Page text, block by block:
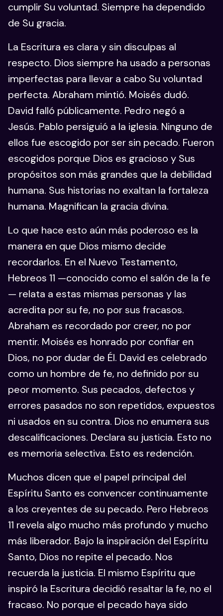
cumplir Su voluntad. Siempre ha dependido
de Su gracia.
La Escritura es clara y sin disculpas al
respecto. Dios siempre ha usado a personas
imperfectas para llevar a cabo Su voluntad
perfecta. Abraham mintió. Moisés dudó.
David falló públicamente. Pedro negó a
Jesús. Pablo persiguió a la iglesia. Ninguno de
ellos fue escogido por ser sin pecado. Fueron
escogidos porque Dios es gracioso y Sus
propósitos son más grandes que la debilidad
humana. Sus historias no exaltan la fortaleza
humana. Magnifican la gracia divina.
Lo que hace esto aún más poderoso es la
manera en que Dios mismo decide
recordarlos. En el Nuevo Testamento,
Hebreos 11 —conocido como el salón de la fe
— relata a estas mismas personas y las
acredita por su fe, no por sus fracasos.
Abraham es recordado por creer, no por
mentir. Moisés es honrado por confiar en
Dios, no por dudar de Él. David es celebrado
como un hombre de fe, no definido por su
peor momento. Sus pecados, defectos y
errores pasados no son repetidos, expuestos
ni usados en su contra. Dios no enumera sus
descalificaciones. Declara su justicia. Esto no
es memoria selectiva. Esto es redención.
Muchos dicen que el papel principal del
Espíritu Santo es convencer continuamente
a los creyentes de su pecado. Pero Hebreos
11 revela algo mucho más profundo y mucho
más liberador. Bajo la inspiración del Espíritu
Santo, Dios no repite el pecado. Nos
recuerda la justicia. El mismo Espíritu que
inspiró la Escritura decidió resaltar la fe, no el
fracaso. No porque el pecado haya sido